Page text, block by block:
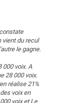
vient du recul
le gagne.
000 voix. A
28 000 voix.
réalise 21%
voix en
voix et Le